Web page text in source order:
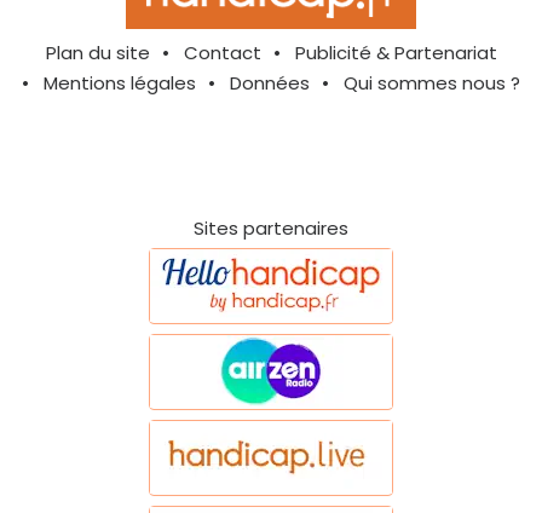
Plan du site Contact
Publicité & Partenariat
Mentions légales
Données Qui sommes nous ?
Sites partenaires